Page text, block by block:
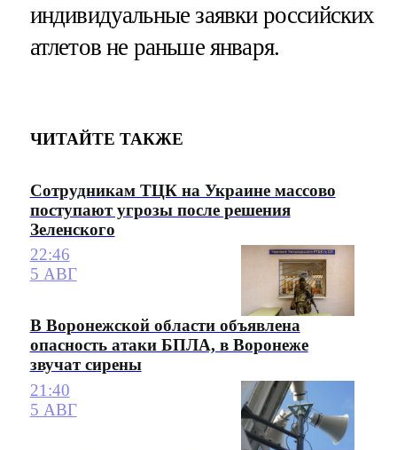
индивидуальные заявки российских
атлетов не раньше января.
ЧИТАЙТЕ ТАКЖЕ
Сотрудникам ТЦК на Украине массово
поступают угрозы после решения
Зеленского
22:46
5 АВГ
В Воронежской области объявлена
опасность атаки БПЛА, в Воронеже
звучат сирены
21:40
5 АВГ